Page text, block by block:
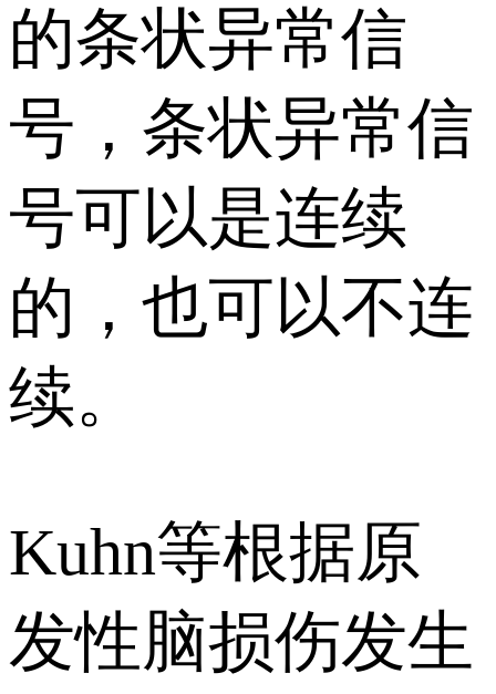
的条状异常信
号，条状异常信
号可以是连续
的，也可以不连
续。
Kuhn等根据原
发性脑损伤发生